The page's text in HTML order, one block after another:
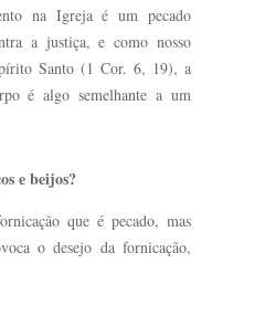
na Igreja é um pecado
a justiça, e como nosso
Santo (1 Cor. 6, 19), a
é algo semelhante a um
e beijos?
que é pecado, mas
o desejo da fornicação,